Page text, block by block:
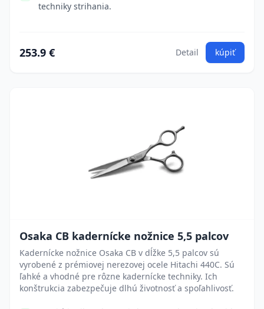
techniky strihania.
253.9 € Detail kúpiť
Osaka CB kadernícke nožnice 5,5 palcov
Kadernícke nožnice Osaka CB v dĺžke 5,5 palcov sú
vyrobené z prémiovej nerezovej ocele Hitachi 440C. Sú
ľahké a vhodné pre rôzne kadernícke techniky. Ich
konštrukcia zabezpečuje dlhú životnosť a spoľahlivosť.